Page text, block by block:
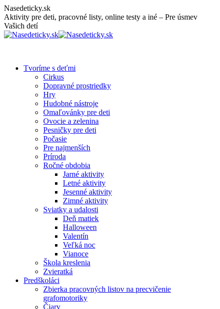
Skip
to
content
Nasedeticky.sk
Aktivity pre deti, pracovné listy, online testy a iné – Pre úsmev
Vašich detí
Tvoríme s deťmi
Cirkus
Dopravné prostriedky
Hry
Hudobné nástroje
Omaľovánky pre deti
Ovocie a zelenina
Pesničky pre deti
Počasie
Pre najmenších
Príroda
Ročné obdobia
Jarné aktivity
Letné aktivity
Jesenné aktivity
Zimné aktivity
Sviatky a udalosti
Deň matiek
Halloween
Valentín
Veľká noc
Vianoce
Škola kreslenia
Zvieratká
Predškoláci
Zbierka pracovných listov na precvičenie
grafomotoriky
Čiary